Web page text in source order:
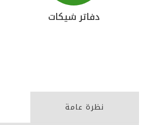
دفاتر شيكات
نظرة عامة